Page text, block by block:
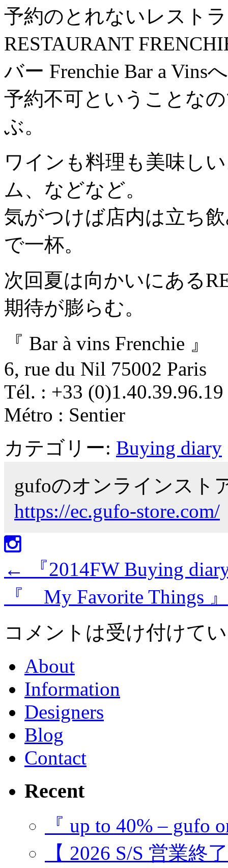
予約のとれないレスト
RESTAURANT
バー Frenchie Bar a Vins
予約不可ということな
ぶ。
ワインも料理も美味し
ム、などなど。
気がつけば店内は立ち
で一杯。
次回夏は向かいにある
期待が膨らむ。
『 Bar à vins Frenchie 』
6, rue du Nil 75002 Paris
Tél. : +33 (0)1.40.39.96.19
Métro : Sentier
カテゴリー: Buying diary
gufoのオンラインスト
https://ec.gufo-store.com/
←
『2014FW Buying
『 My Favorite Things
コメントは受け付けて
About
Information
Designers
Blog
Contact
Recent
『 up to 40% – gufo
【 2026 S/S 営業終